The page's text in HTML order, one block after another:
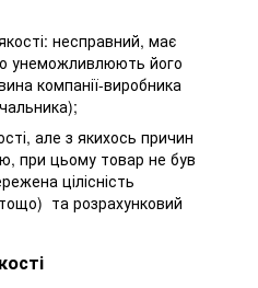
несправний, має
унеможливлюють його
компанії-виробника
але з якихось причин
при цьому товар не був
цілісність
та розрахунковий